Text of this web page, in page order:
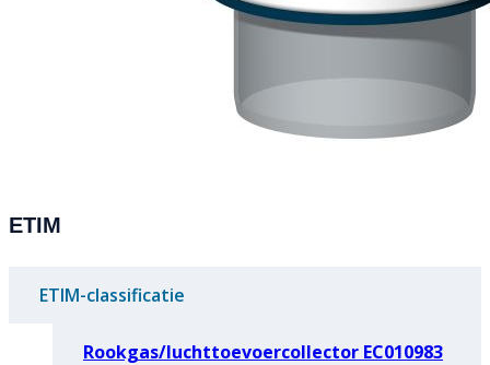
ETIM
ETIM-classificatie
Rookgas/luchttoevoercollector EC010983